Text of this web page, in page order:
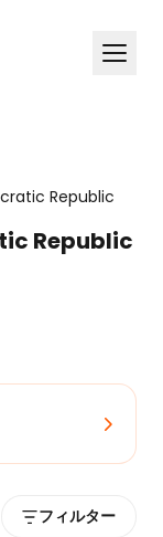
Republic
Republic
フィルター